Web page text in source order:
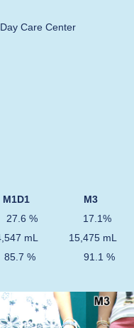
Care Center
M3
27.6 % 17.1%
mL 15,475 mL
% 91.1 %